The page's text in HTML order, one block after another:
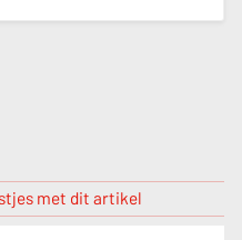
met dit artikel